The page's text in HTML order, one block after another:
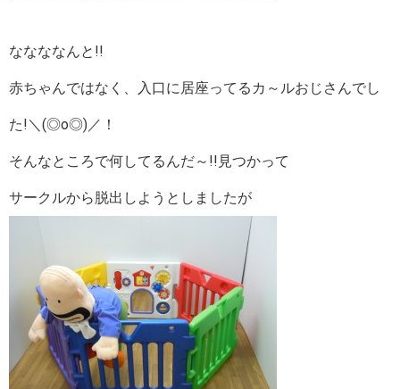
ななななんと!!
赤ちゃんではなく、入口に居座ってるカ～ルおじさんでし
た!＼(◎o◎)／！
そんなところで何してるんだ～!!見つかって
サークルから脱出しようとしましたが